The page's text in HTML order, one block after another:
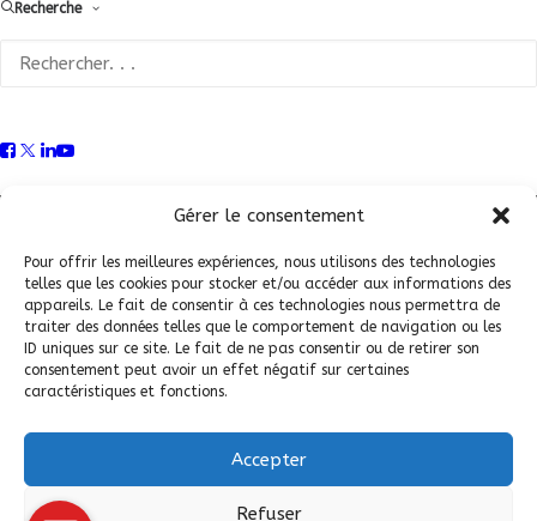
Gérer le consentement
Pour offrir les meilleures expériences, nous utilisons des technologies
telles que les cookies pour stocker et/ou accéder aux informations des
appareils. Le fait de consentir à ces technologies nous permettra de
traiter des données telles que le comportement de navigation ou les
ID uniques sur ce site. Le fait de ne pas consentir ou de retirer son
consentement peut avoir un effet négatif sur certaines
caractéristiques et fonctions.
Accepter
Refuser
Recherche
Politique de confidentialité
© 2026 Fédération Française de Carrosserie Industrie et Services. |
Tous droits réservés.